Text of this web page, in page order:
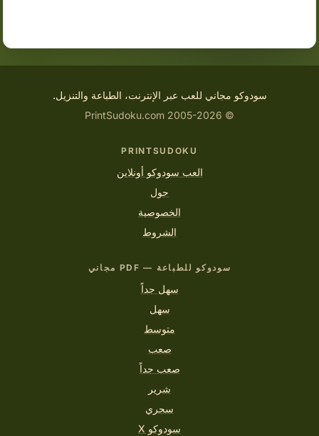
سودوكو مجاني للعب عبر الإنترنت، الطباعة والتنزيل.
© 2005-2026 PrintSudoku.com
PRINTSUDOKU
العب سودوكو أونلاين
حول
الخصوصية
الشروط
سودوكو للطباعة — PDF مجاني
سهل جداً
سهل
متوسط
صعب
صعب جداً
شرير
سحري
سودوكو X